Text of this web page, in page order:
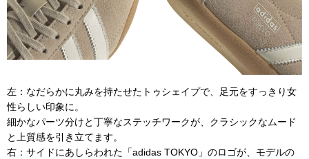
左：なだらかに丸みを持たせたトゥシェイプで、足元をすっきり女
性らしい印象に。
細かなパーツ分けと丁寧なステッチワークが、クラシックなムード
と上質感を引き立てます。
右：サイドにあしらわれた「adidas TOKYO」のロゴが、モデルの